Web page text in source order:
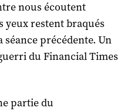
nous écoutent
yeux restent braqués
précédente. Un
du Financial Times
partie du